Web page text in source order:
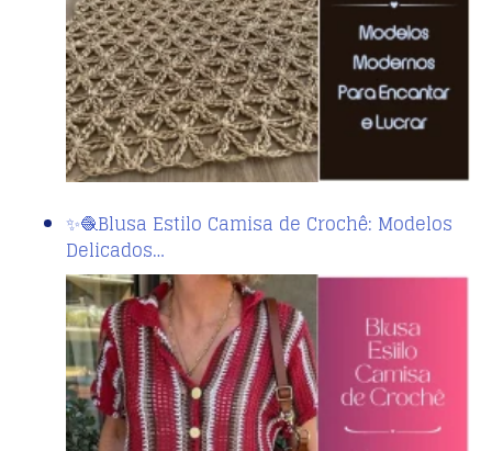
✨🧶Blusa Estilo Camisa de Crochê: Modelos
Delicados…